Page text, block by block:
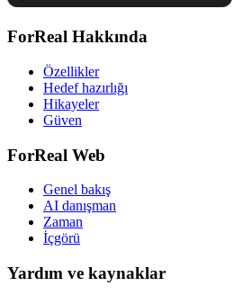
ForReal Hakkında
Özellikler
Hedef hazırlığı
Hikayeler
Güven
ForReal Web
Genel bakış
AI danışman
Zaman
İçgörü
Yardım ve kaynaklar